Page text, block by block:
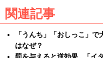
関連記事
「うんち」「おしっこ」
はなぜ？